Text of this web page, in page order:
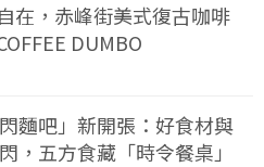
在，赤峰街美式復古咖啡
DUMBO
麵吧」新開張：好食材與
，五方食藏「時令餐桌」